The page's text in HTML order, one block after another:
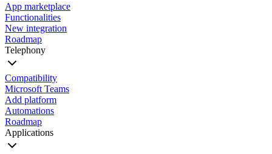
App marketplace
Functionalities
New integration
Roadmap
Telephony
Compatibility
Microsoft Teams
Add platform
Automations
Roadmap
Applications